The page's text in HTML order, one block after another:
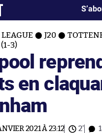
J20
3)
en
2021 À 23:12 2'